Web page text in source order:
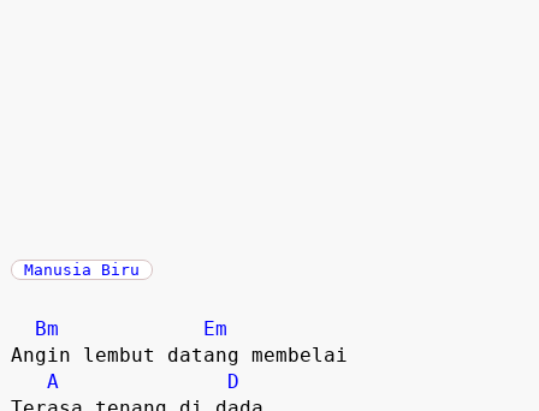
Manusia Biru
Bm
Em
Angin lembut datang membelai
A
D